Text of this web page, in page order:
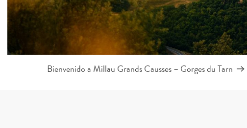
Bienvenido a Millau Grands Causses – Gorges du Tarn